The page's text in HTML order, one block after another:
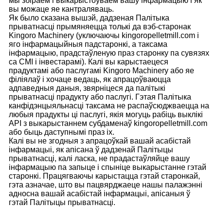
вы можаце яе кантраляваць.
Як было сказана вышэй, дадзеная Палітыка
прыватнасці прымяняецца толькі да вэб-старонак
Kingoro Machinery (уключаючы kingoropelletmill.com і
яго інфармацыйныя падстаронкі, а таксама
інфармацыю, прадстаўленую праз старонку па сувязях
са СМІ і інвестарамі). Калі вы карыстаецеся
прадуктамі або паслугамі Kingoro Machinery або яе
філіялаў і хочаце ведаць, як апрацоўваюцца
адпаведныя даныя, звярніцеся да палітыкі
прыватнасці прадукту або паслугі. Гэтая Палітыка
канфідэнцыяльнасці таксама не распаўсюджваецца на
любыя прадукты ці паслугі, якія могуць рабіць выклікі
API з выкарыстаннем субдаменаў kingoropelletmill.com
або быць даступнымі праз іх.
Калі вы не згодныя з апрацоўкай вашай асабістай
інфармацыі, як апісана ў дадзенай Палітыцы
прыватнасці, калі ласка, не прадастаўляйце вашу
інфармацыю па запыце і спыніце выкарыстанне гэтай
старонкі. Працягваючы карыстацца гэтай старонкай,
гэта азначае, што вы пацвярджаеце нашы палажэнні
адносна вашай асабістай інфармацыі, апісаныя ў
гэтай Палітыцы прыватнасці.